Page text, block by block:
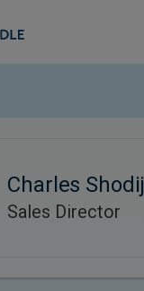
Charles
Sales Director